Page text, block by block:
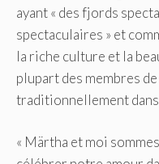
ayant « des fjords
spectaculaires » et
la riche culture et la
plupart des membres
traditionnellement
« Märtha et moi